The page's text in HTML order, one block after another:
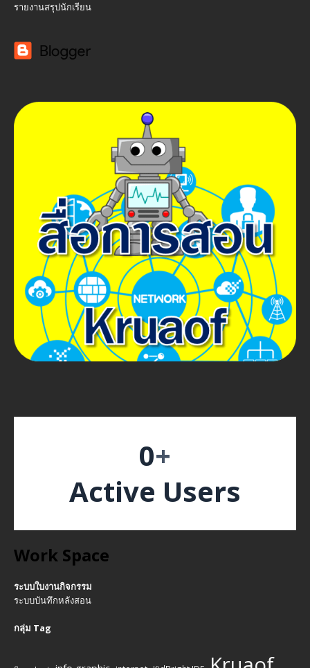
รายงานสรุปนักเรียน
0+
Active Users
Work Space
ระบบใบงานกิจกรรม
ระบบบันทึกหลังสอน
กลุ่ม Tag